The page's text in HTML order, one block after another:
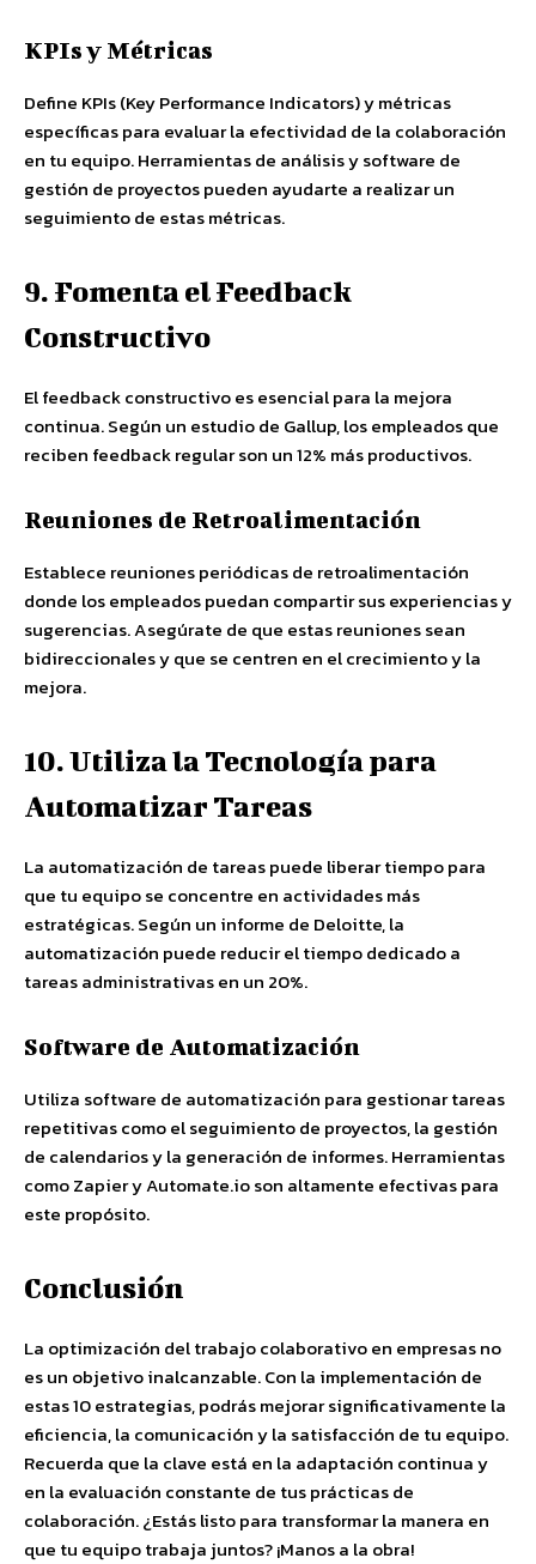
KPIs y Métricas
Define KPIs (Key Performance Indicators) y métricas
específicas para evaluar la efectividad de la colaboración
en tu equipo. Herramientas de análisis y software de
gestión de proyectos pueden ayudarte a realizar un
seguimiento de estas métricas.
9. Fomenta el Feedback
Constructivo
El feedback constructivo es esencial para la mejora
continua. Según un estudio de Gallup, los empleados que
reciben feedback regular son un 12% más productivos.
Reuniones de Retroalimentación
Establece reuniones periódicas de retroalimentación
donde los empleados puedan compartir sus experiencias y
sugerencias. Asegúrate de que estas reuniones sean
bidireccionales y que se centren en el crecimiento y la
mejora.
10. Utiliza la Tecnología para
Automatizar Tareas
La automatización de tareas puede liberar tiempo para
que tu equipo se concentre en actividades más
estratégicas. Según un informe de Deloitte, la
automatización puede reducir el tiempo dedicado a
tareas administrativas en un 20%.
Software de Automatización
Utiliza software de automatización para gestionar tareas
repetitivas como el seguimiento de proyectos, la gestión
de calendarios y la generación de informes. Herramientas
como Zapier y Automate.io son altamente efectivas para
este propósito.
Conclusión
La optimización del trabajo colaborativo en empresas no
es un objetivo inalcanzable. Con la implementación de
estas 10 estrategias, podrás mejorar significativamente la
eficiencia, la comunicación y la satisfacción de tu equipo.
Recuerda que la clave está en la adaptación continua y
en la evaluación constante de tus prácticas de
colaboración. ¿Estás listo para transformar la manera en
que tu equipo trabaja juntos? ¡Manos a la obra!